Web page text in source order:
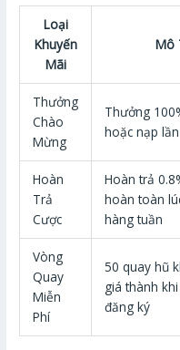
Loại
Khuyến
Mãi
Mô
Thưởng
Chào
Mừng
Thưởng
hoặc nạp
Hoàn
Trả
Cược
Hoàn trả
hoàn toàn
hàng tuần
Vòng
Quay
Miễn
Phí
50 quay hũ
giá thành
đăng ký